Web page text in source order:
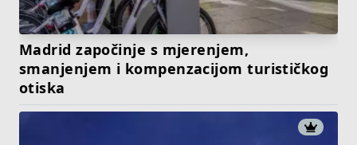
Madrid započinje s mjerenjem,
smanjenjem i kompenzacijom turističkog
otiska